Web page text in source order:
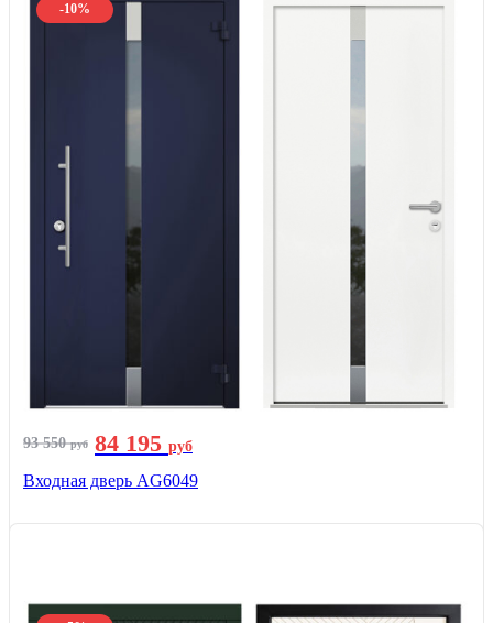
-10%
93 550руб 84 195 руб
Входная дверь AG6049